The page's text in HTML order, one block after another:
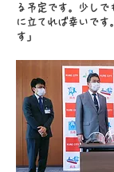
る予定です。少し
に立てれば幸いです
す」